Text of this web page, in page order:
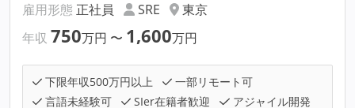
雇用形態 正社員 SRE
東京
年収 750万円 〜 1,600万円
下限年収500万円以上
一部リモート可
言語未経験可
SIer在籍者歓迎
アジャイル開発